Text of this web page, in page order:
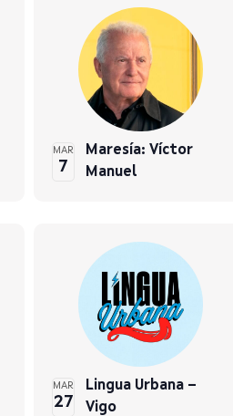
MAR
7
Maresía: Víctor
Manuel
MAR
27
Lingua Urbana –
Vigo